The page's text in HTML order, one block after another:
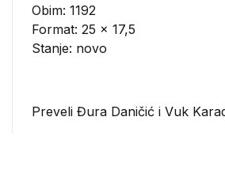
Obim: 1192
Format: 25 x 17,5
Stanje: novo
Preveli Đura Daničić i Vuk